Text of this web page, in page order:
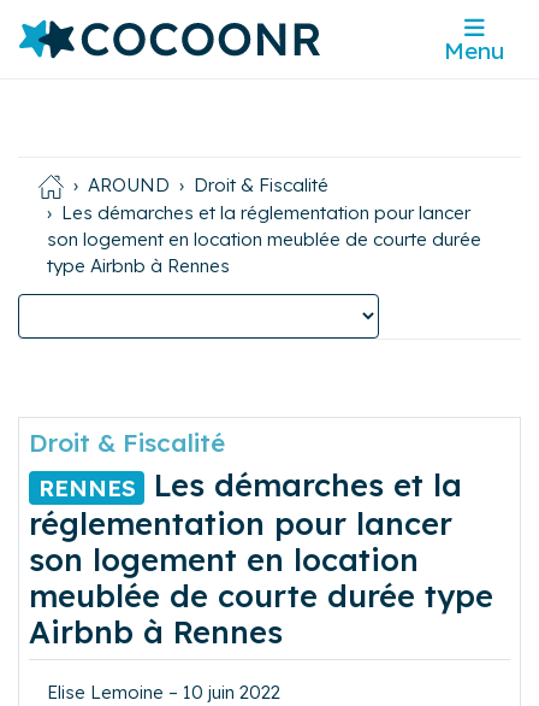
Menu
AROUND
Droit & Fiscalité
Les démarches et la réglementation pour lancer
son logement en location meublée de courte durée
type Airbnb à Rennes
Droit & Fiscalité
RENNES
Les démarches et la
réglementation pour lancer
son logement en location
meublée de courte durée type
Airbnb à Rennes
Elise Lemoine – 10 juin 2022